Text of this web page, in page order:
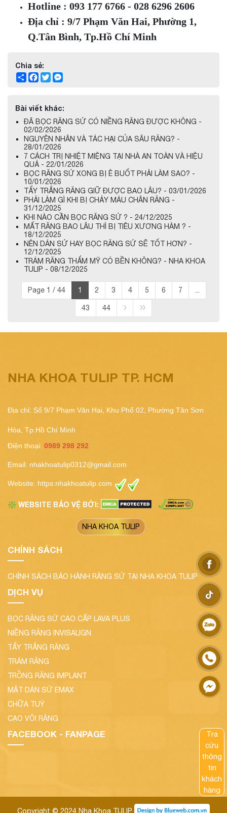
Hotline : 093 177 6766 - 028 6296 2606
Địa chỉ : 9/7 Phạm Văn Hai, Phường 1,
Q.Tân Bình, Tp.Hồ Chí Minh
Chia sẻ:
ShareFacebook
Twitter
Bài viết khác:
ĐÃ BỌC RĂNG SỨ CÓ NIỀNG RĂNG ĐƯỢC KHÔNG -
02/02/2026
NGUYÊN NHÂN VÀ TÁC HẠI CỦA SÂU RĂNG? -
28/01/2026
7 CÁCH TRỊ NHIỆT MIỆNG TẠI NHÀ AN TOÀN VÀ HIỆU
QUẢ - 22/01/2026
BỌC RĂNG SỨ XONG BỊ Ê BUỐT PHẢI LÀM SAO? -
10/01/2026
TẨY TRẮNG RĂNG GIỮ ĐƯỢC BAO LÂU? - 03/01/2026
PHẢI LÀM GÌ KHI BỊ CHẢY MÁU CHÂN RĂNG -
31/12/2025
KHI NÀO CẦN BỌC RĂNG SỨ ? - 24/12/2025
MẤT RĂNG BAO LÂU THÌ BỊ TIÊU XƯƠNG HÀM ? -
18/12/2025
NÊN DÁN SỨ HAY BỌC RĂNG SỨ SẼ TỐT HƠN? -
12/12/2025
TRÁM RĂNG THẨM MỸ CÓ BỀN KHÔNG? - NHA KHOA
TULIP - 08/12/2025
Page 1 / 44 1 2 3 4 5 6 7 ...
43 44
NHA KHOA TULIP TP. HCM
Địa chỉ: Số 9/7 Phạm Văn Hai, Khu Phố 02, Phường Tân Sơn
Hòa, Tp.Hồ Chí Minh
Điện thoại: 0989 298 292
Email: nhakhoatulip0312@gmail.com
Website: https:nhakhoatulip.com
❇️ WEBSITE BẢO VỆ BỞI:
NHA KHOA TULIP
CHÍNH SÁCH
CHÍNH SÁCH BẢO HÀNH RĂNG SỨ TẠI NHA KHOA TULIP
DỊCH VỤ
BỌC RĂNG SỨ CAO CẤP LAVA PLUS
NIỀNG RĂNG INVISALIGN
TẨY TRẮNG RĂNG
TRÁM RĂNG
TRỒNG RĂNG IMPLANT
MẶT DÁN SỨ EMAX
CHỮA TUỶ
CẠO VÔI RĂNG
FACEBOOK - FANPAGE
Copyright © 2024 Nha Khoa TULIP.
Tra
cứu
thông
tin
khách
hàng